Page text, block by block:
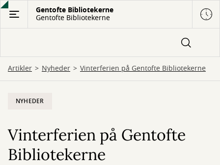
Gå
hovedindhold
Gentofte Bibliotekerne
Gentofte Bibliotekerne
Artikler Nyheder Vinterferien på Gentofte Bibliotekerne
NYHEDER
Vinterferien på Gentofte
Bibliotekerne